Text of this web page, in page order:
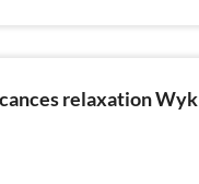
relaxation Wyk